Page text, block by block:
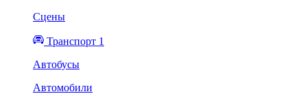
Сцены
Транспорт 1
Автобусы
Автомобили